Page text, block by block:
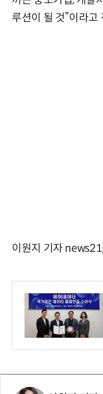
루션이 될 것”이라고
이원지 기자